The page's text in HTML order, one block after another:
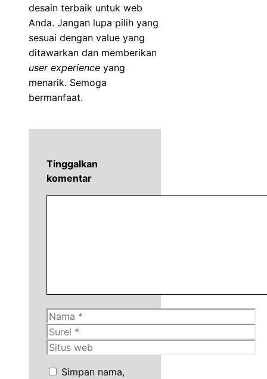
desain terbaik untuk web
Anda. Jangan lupa pilih yang
sesuai dengan value yang
ditawarkan dan memberikan
user experience yang
menarik. Semoga
bermanfaat.
Tinggalkan
komentar
Nama
Surel
Situs
Simpan nama,